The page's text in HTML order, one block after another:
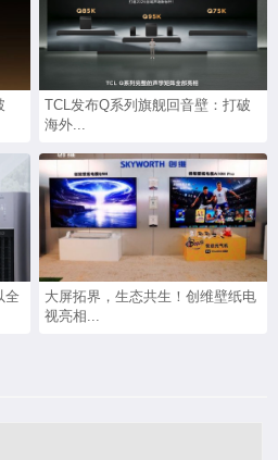
TCL发布Q系列旗舰回音壁：打破
海外...
全
大屏拓界，生态共生！创维壁纸电
视亮相...